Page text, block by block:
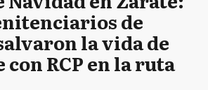
de
la vida de
RCP en la ruta